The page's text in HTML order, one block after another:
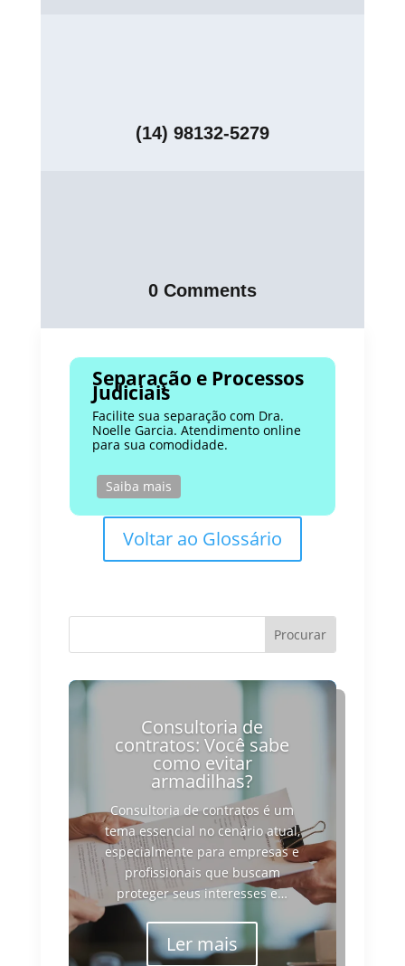
(14) 98132-5279
0 Comments
Separação e Processos
Judiciais
Facilite sua separação com Dra.
Noelle Garcia. Atendimento online
para sua comodidade.
Saiba mais
Voltar ao Glossário
Consultoria de
contratos: Você sabe
como evitar
armadilhas?
Consultoria de contratos é um
tema essencial no cenário atual,
especialmente para empresas e
profissionais que buscam
proteger seus interesses e…
Ler mais